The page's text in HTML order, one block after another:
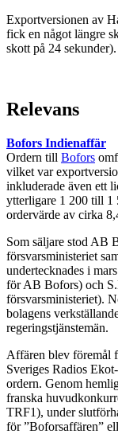
Exportversionen av
fick en något längre
skott på 24 sekunder).
Relevans
Bofors Indienaffär
Ordern till Bofors
vilket var
inkluderade även ett
ytterligare 1 200 till 1
ordervärde av cirka
Som säljare stod AB
försvarsministeriet
undertecknades i
för AB Bofors) och
försvarsministeriet).
bolagens
regeringstjänstemän.
Affären blev föremål
Sveriges Radios
ordern. Genom
franska
TRF1), under
för ”Boforsaffären”